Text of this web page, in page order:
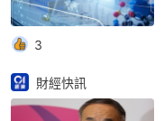
3
財經快訊